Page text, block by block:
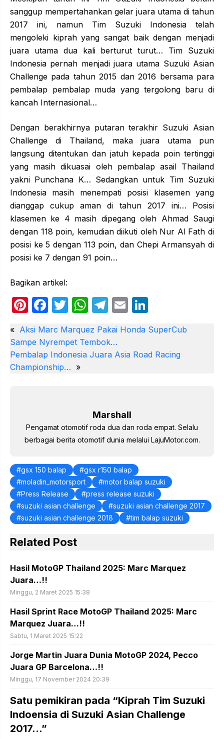
sanggup mempertahankan gelar juara utama di tahun
2017 ini, namun Tim Suzuki Indonesia telah
mengoleki kiprah yang sangat baik dengan menjadi
juara utama dua kali berturut turut… Tim Suzuki
Indonesia pernah menjadi juara utama Suzuki Asian
Challenge pada tahun 2015 dan 2016 bersama para
pembalap pembalap muda yang tergolong baru di
kancah Internasional…
Dengan berakhirnya putaran terakhir Suzuki Asian
Challenge di Thailand, maka juara utama pun
langsung ditentukan dan jatuh kepada poin tertinggi
yang masih dikuasai oleh pembalap asail Thailand
yakni Punchana K… Sedangkan untuk Tim Suzuki
Indonesia masih menempati posisi klasemen yang
dianggap cukup aman di tahun 2017 ini… Posisi
klasemen ke 4 masih dipegang oleh Ahmad Saugi
dengan 118 poin, kemudian diikuti oleh Nur Al Fath di
posisi ke 5 dengan 113 poin, dan Chepi Armansyah di
posisi ke 7 dengan 91 poin…
Bagikan artikel:
Pi
er
e
st
F
c
e
b
T
itt
er
W
at
s
T
e
gr
E
ail k
e
« Aksi Marc Marquez Pakai Honda SuperCub
Sampe Nyrempet Tembok…
Pembalap Indonesia Juara Asia Road Racing
Championship… »
Marshall
Pengamat otomotif roda dua dan roda empat. Selalu
berbagai berita otomotif dunia melalui LajuMotor.com.
gsx 150 balap
gsx r150 balap
moladin_motorsport
motor balap suzuki
Press Release
press release suzuki
suzuki asian challenge
suzuki asian challenge 2017
suzuki asian challenge 2018
tim balap suzuki
Related Post
Hasil MotoGP Thailand 2025: Marc Marquez
Juara…!!
Minggu, 2 Maret 2025 15:38
Hasil Sprint Race MotoGP Thailand 2025: Marc
Marquez Juara…!!
Sabtu, 1 Maret 2025 15:22
Jorge Martin Juara Dunia MotoGP 2024, Pecco
Juara GP Barcelona…!!
Minggu, 17 November 2024 20:39
Satu pemikiran pada “Kiprah Tim Suzuki
Indoensia di Suzuki Asian Challenge
2017…”